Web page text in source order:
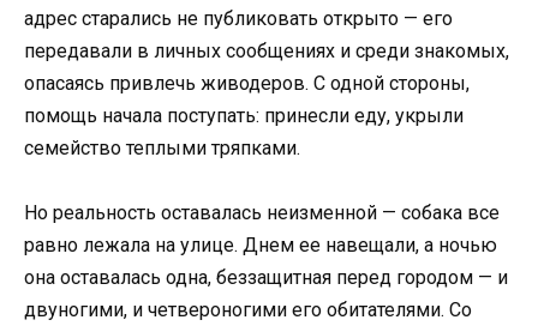
адрес старались не публиковать открыто — его
передавали в личных сообщениях и среди знакомых,
опасаясь привлечь живодеров. С одной стороны,
помощь начала поступать: принесли еду, укрыли
семейство теплыми тряпками.
Но реальность оставалась неизменной — собака все
равно лежала на улице. Днем ее навещали, а ночью
она оставалась одна, беззащитная перед городом — и
двуногими, и четвероногими его обитателями. Со